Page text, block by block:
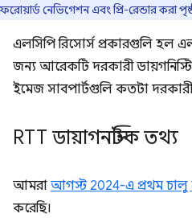
ফরোয়ার্ড নেভিগেশন এবং প্রি-রেন্ডার করা
এলসিপি রিসোর্স প্রকারগুলি হল
জন্য আরেকটি দরকারী
ইমেজ সাবপার্টগুলি কতটা
RTT ডায়াগনস্টিক তথ্য
আমরা আগস্ট 2024-এ প্রথম চালু
করেছি।